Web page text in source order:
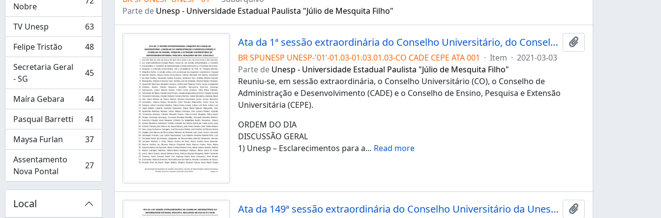
Nobre
, 72 resultados
TV Unesp
, 63 resultados
63
Felipe Tristão
, 48 resultados
48
Secretaria Geral
- SG
, 45 resultados 45
Maíra Gebara
, 44 resultados
44
Pasqual Barretti
, 41 resultados
41
Maysa Furlan
, 37 resultados
37
Assentamento
Nova Pontal
, 27 resultados 27
Local
Parte de Unesp - Universidade Estadual Paulista "Júlio de Mesquita Filho"
Ata da 1ª sessão extraordinária do Conselho Universitário, do Conselho de Administração e Desenvolvimento e do Conselho de Ensino, Pesquisa e Extensão Universitária da Unesp de 03/03/2021
Adicionar à área de
BR SPUNESP UNESP-'01’-01.03-01.03.01.03-CO CADE CEPE ATA 001 · Item · 2021-03-03
Parte de Unesp - Universidade Estadual Paulista "Júlio de Mesquita Filho"
Reuniu-se, em sessão extraordinária, o Conselho Universitário (CO), o Conselho de
Administração e Desenvolvimento (CADE) e o Conselho de Ensino, Pesquisa e Extensão
Universitária (CEPE).
ORDEM DO DIA
DISCUSSÃO GERAL
1) Unesp – Esclarecimentos para a… Read more
Ata da 149ª sessão extraordinária do Conselho Universitário da Unesp de 03/07/2020
Adicionar à área de